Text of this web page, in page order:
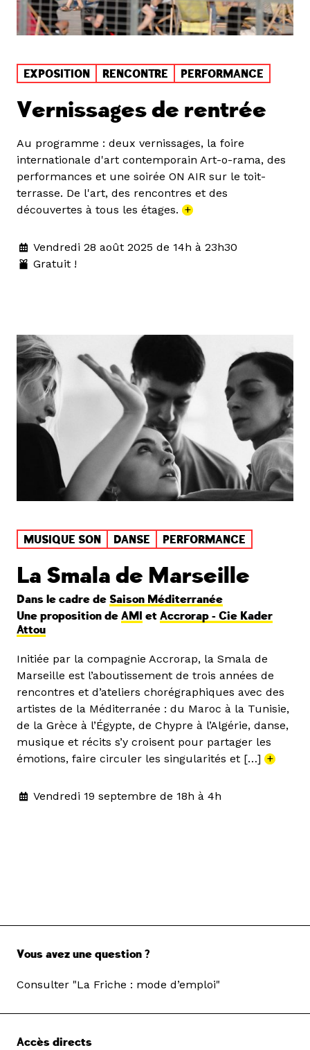
EXPOSITION RENCONTRE PERFORMANCE
Vernissages de rentrée
Au programme : deux vernissages, la foire
internationale d'art contemporain Art-o-rama, des
performances et une soirée ON AIR sur le toit-
terrasse. De l'art, des rencontres et des
découvertes à tous les étages. +
Vendredi 28 août 2025 de 14h à 23h30
Gratuit !
MUSIQUE SON DANSE PERFORMANCE
La Smala de Marseille
Dans le cadre de Saison Méditerranée
Une proposition de AMI et Accrorap - Cie Kader
Attou
Initiée par la compagnie Accrorap, la Smala de
Marseille est l’aboutissement de trois années de
rencontres et d’ateliers chorégraphiques avec des
artistes de la Méditerranée : du Maroc à la Tunisie,
de la Grèce à l’Égypte, de Chypre à l’Algérie, danse,
musique et récits s’y croisent pour partager les
émotions, faire circuler les singularités et […] +
Vendredi 19 septembre de 18h à 4h
Vous avez une question ?
Consulter "La Friche : mode d’emploi"
Accès directs